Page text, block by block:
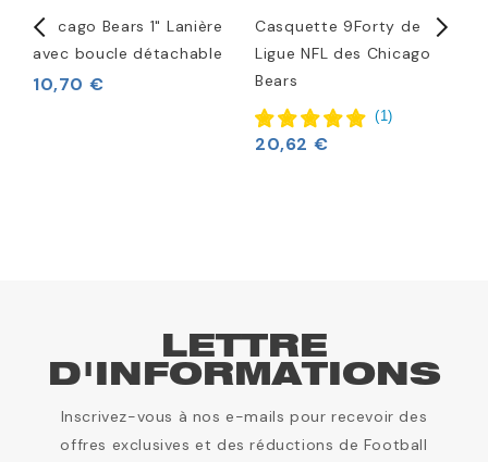
Chicago Bears 1" Lanière
avec boucle détachable
10,70 €
Casquette 9Forty de la
Ligue NFL des Chicago
Bears
(1)
20,62 €
LETTRE
D'INFORMATIONS
Inscrivez-vous à nos e-mails pour recevoir des
offres exclusives et des réductions de Football